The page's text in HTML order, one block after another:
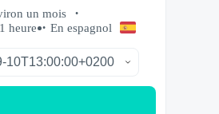
un mois
heure
En espagnol